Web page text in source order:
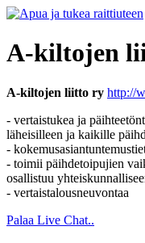
A-kiltojen
A-kiltojen liitto ry http://
- vertaistukea ja
läheisilleen ja kaikille
-
- toimii päihdetoipujien
osallistuu
- vertaistalousneuvontaa
Palaa Live Chat..